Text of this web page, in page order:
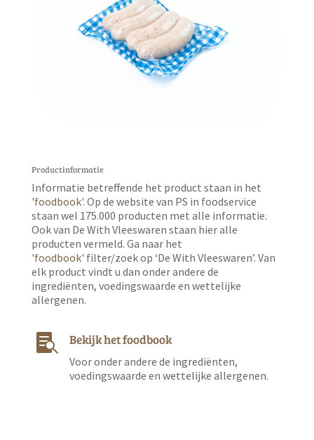
Productinformatie
Informatie betreffende het product staan in het
'foodbook'. Op de website van PS in foodservice
staan wel 175.000 producten met alle informatie.
Ook van De With Vleeswaren staan hier alle
producten vermeld. Ga naar het
'foodbook' filter/zoek op ‘De With Vleeswaren’. Van
elk product vindt u dan onder andere de
ingrediënten, voedingswaarde en wettelijke
allergenen.
 Bekijk het foodbook
Voor onder andere de ingrediënten,
voedingswaarde en wettelijke allergenen.